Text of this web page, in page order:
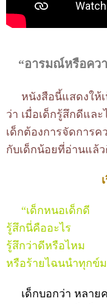
“อารมณ์หรือคว
หนังสือนี้แสดงให้เ
ว่า เมื่อเด็กรู้สึกดีแล
เด็กต้องการจัดการค
กับเด็กน้อยที่อ่านแล้
“เด็กหนอเด็กดี
รู้สึกนี่คืออะไร
รู้สึกว่าดีหรือไหม
หรือร้ายไฉนนำทุกข์ม
เด็กบอกว่า หลายค